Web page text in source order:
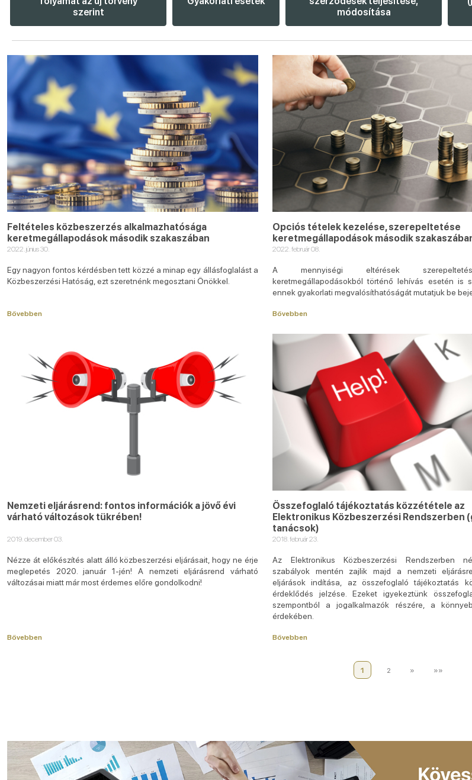
szerint
módosítása
Feltételes közbeszerzés alkalmazhatósága
keretmegállapodások második szakaszában
2022. június 30.
Egy nagyon fontos kérdésben tett közzé a minap egy állásfoglalást a
Közbeszerzési Hatóság, ezt szeretnénk megosztani Önökkel.
Bővebben
Opciós tételek kezelése, szerepeltetése
keretmegállapodások második
2022. február 08.
A mennyiségi eltérések
keretmegállapodásokból történő lehívás esetén is
ennek gyakorlati megvalósíthatóságát mutatjuk be
Bővebben
Nemzeti eljárásrend: fontos információk a jövő évi
várható változások tükrében!
2019. december 03.
Nézze át előkészítés alatt álló közbeszerzési eljárásait, hogy ne érje
meglepetés 2020. január 1-jén! A nemzeti eljárásrend várható
változásai miatt már most érdemes előre gondolkodni!
Bővebben
Összefoglaló tájékoztatás közzététele az
Elektronikus Közbeszerzési Rendszerben
tanácsok)
2018. február 23.
Az Elektronikus Közbeszerzési Rendszerben
szabályok mentén zajlik majd a nemzeti
eljárások indítása, az összefoglaló tájékoztatás
érdeklődés jelzése. Ezeket igyekeztünk
szempontból a jogalkalmazók részére, a
érdekében.
Bővebben
1 2 » »»